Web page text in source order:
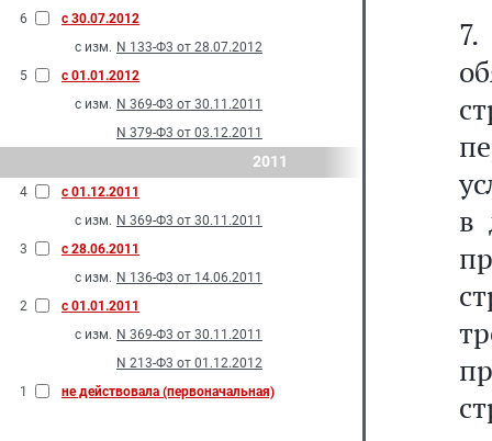
6
с 30.07.2012
с изм. N 133-Ф3 от 28.07.2012
5
с 01.01.2012
с изм. N 369-Ф3 от 30.11.2011
N 379-Ф3 от 03.12.2011
2011
4
с 01.12.2011
с изм. N 369-Ф3 от 30.11.2011
3
с 28.06.2011
с изм. N 136-Ф3 от 14.06.2011
2
с 01.01.2011
с изм. N 369-Ф3 от 30.11.2011
N 213-Ф3 от 01.12.2012
1
не действовала (первоначальная)
в